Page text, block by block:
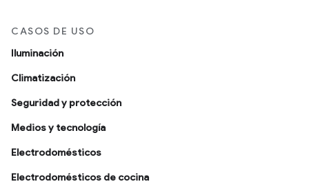
CASOS DE USO
Iluminación
Climatización
Seguridad y protección
Medios y tecnología
Electrodomésticos
Electrodomésticos de cocina